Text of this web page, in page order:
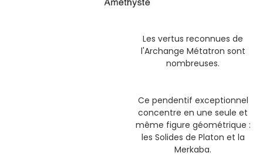
Les vertus reconnues de
l'Archange Métatron sont
nombreuses.
Ce pendentif exceptionnel
concentre en une seule et
même figure géométrique :
les Solides de Platon et la
Merkaba.